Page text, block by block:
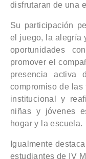
disfrutaran de una
Su participación
el juego, la alegría
oportunidades
promover el
presencia activa
compromiso de
institucional y
niñas y jóvenes
hogar y la escuela.
Igualmente
estudiantes de IV